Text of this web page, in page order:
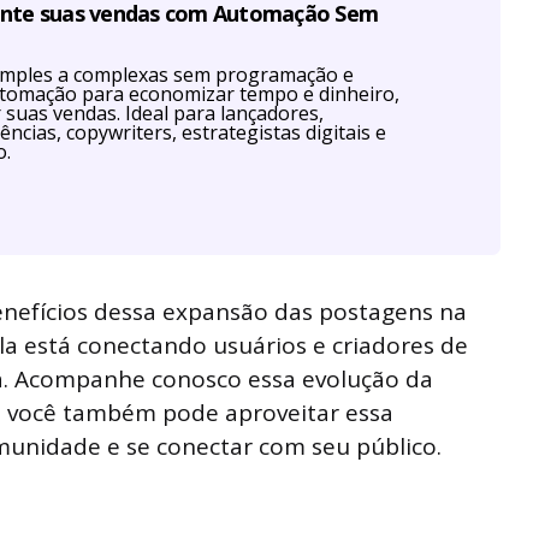
suas vendas com Automação Sem
a complexas sem programação e
para economizar tempo e dinheiro,
vendas. Ideal para lançadores,
copywriters, estrategistas digitais e
dessa expansão das postagens na
está conectando usuários e criadores de
conosco essa evolução da
também pode aproveitar essa
e se conectar com seu público.